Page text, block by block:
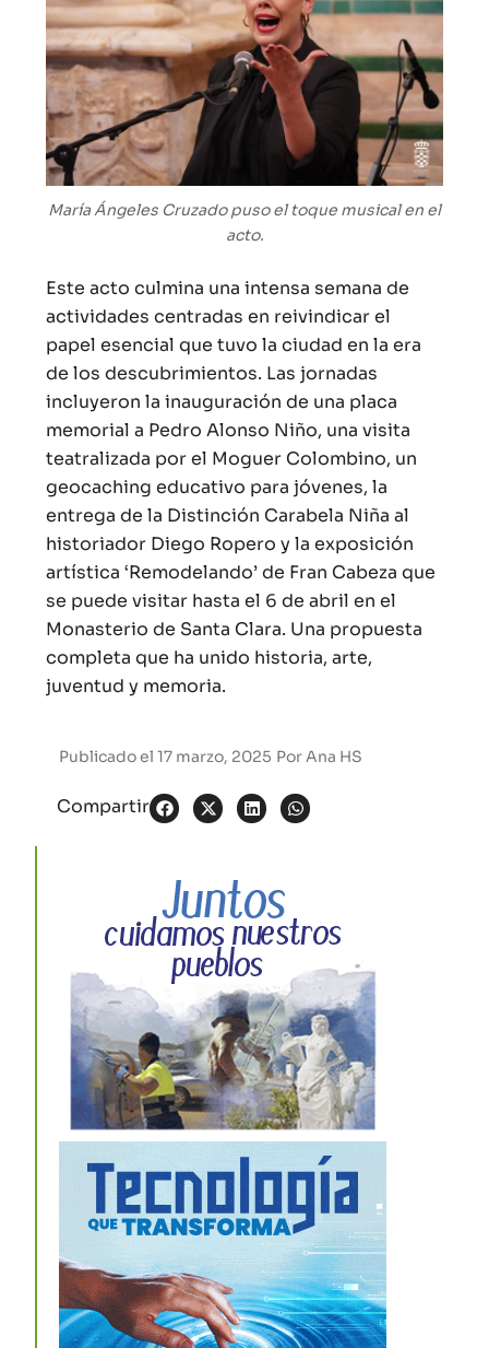
María Ángeles Cruzado puso el toque musical en el
acto.
Este acto culmina una intensa semana de
actividades centradas en reivindicar el
papel esencial que tuvo la ciudad en la era
de los descubrimientos. Las jornadas
incluyeron la inauguración de una placa
memorial a Pedro Alonso Niño, una visita
teatralizada por el Moguer Colombino, un
geocaching educativo para jóvenes, la
entrega de la Distinción Carabela Niña al
historiador Diego Ropero y la exposición
artística ‘Remodelando’ de Fran Cabeza que
se puede visitar hasta el 6 de abril en el
Monasterio de Santa Clara. Una propuesta
completa que ha unido historia, arte,
juventud y memoria.
Publicado el17 marzo, 2025 PorAna HS
Compartir